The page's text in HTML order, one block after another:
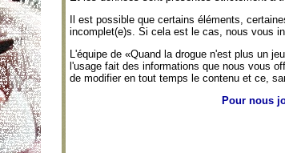
Il est possible que certains éléments,
incomplet(e)s. Si cela est le cas, nous vous
L'équipe de «Quand la drogue n'est plus un
l'usage fait des informations que nous vous
de modifier en tout temps le contenu et ce,
Pour nous